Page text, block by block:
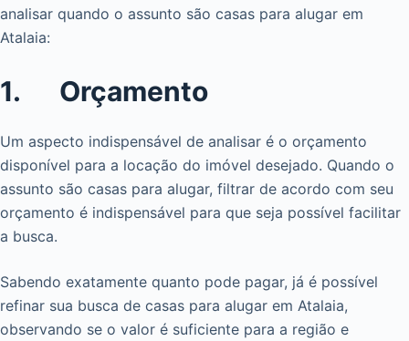
analisar quando o assunto são casas para alugar em
Atalaia:
1. Orçamento
Um aspecto indispensável de analisar é o orçamento
disponível para a locação do imóvel desejado. Quando o
assunto são casas para alugar, filtrar de acordo com seu
orçamento é indispensável para que seja possível facilitar
a busca.
Sabendo exatamente quanto pode pagar, já é possível
refinar sua busca de casas para alugar em Atalaia,
observando se o valor é suficiente para a região e